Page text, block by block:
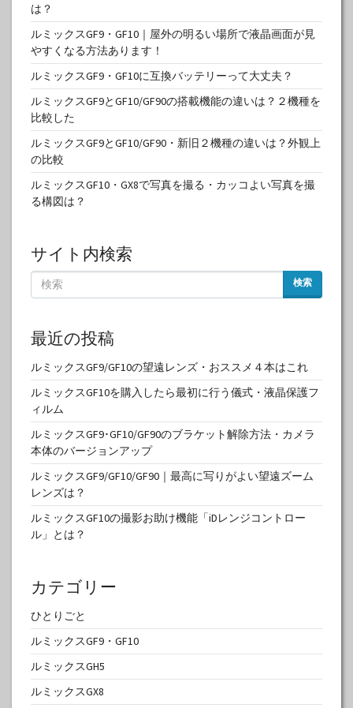
は？
ルミックスGF9・GF10｜屋外の明るい場所で液晶画面が見
やすくなる方法あります！
ルミックスGF9・GF10に互換バッテリーって大丈夫？
ルミックスGF9とGF10/GF90の搭載機能の違いは？２機種を
比較した
ルミックスGF9とGF10/GF90・新旧２機種の違いは？外観上
の比較
ルミックスGF10・GX8で写真を撮る・カッコよい写真を撮
る構図は？
サイト内検索
検索
最近の投稿
ルミックスGF9/GF10の望遠レンズ・おススメ４本はこれ
ルミックスGF10を購入したら最初に行う儀式・液晶保護フ
ィルム
ルミックスGF9･GF10/GF90のブラケット解除方法・カメラ
本体のバージョンアップ
ルミックスGF9/GF10/GF90｜最高に写りがよい望遠ズーム
レンズは？
ルミックスGF10の撮影お助け機能「iDレンジコントロー
ル」とは？
カテゴリー
ひとりごと
ルミックスGF9・GF10
ルミックスGH5
ルミックスGX8